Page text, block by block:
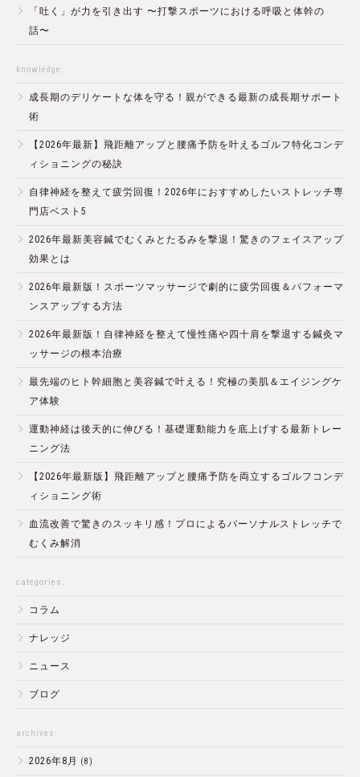
「吐く」が力を引き出す 〜打撃スポーツにおける呼吸と体幹の
話〜
knowledge:
成長期のデリケートな体を守る！親ができる最新の成長期サポート
術
【2026年最新】飛距離アップと腰痛予防を叶えるゴルフ特化コンデ
ィショニングの秘訣
自律神経を整えて疲労回復！2026年におすすめしたいストレッチ専
門店ベスト5
2026年最新美容鍼でむくみとたるみを撃退！驚きのフェイスアップ
効果とは
2026年最新版！スポーツマッサージで劇的に疲労回復＆パフォーマ
ンスアップする方法
2026年最新版！自律神経を整えて慢性痛や四十肩を撃退する鍼灸マ
ッサージの根本治療
最先端のヒト幹細胞と美容鍼で叶える！究極の美肌＆エイジングケ
ア体験
運動神経は後天的に伸びる！基礎運動能力を底上げする最新トレー
ニング法
【2026年最新版】飛距離アップと腰痛予防を両立するゴルフコンデ
ィショニング術
血流改善で驚きのスッキリ感！プロによるパーソナルストレッチで
むくみ解消
categories:
コラム
ナレッジ
ニュース
ブログ
archives:
2026年8月 (8)